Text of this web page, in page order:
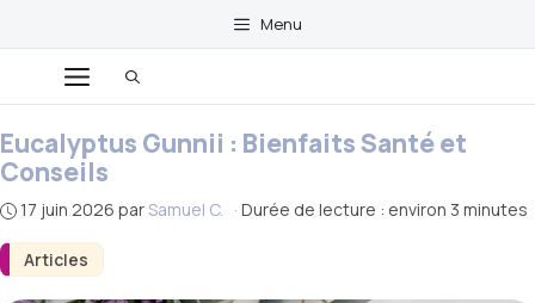
au
contenu
Menu
Menu
Articles
Eucalyptus Gunnii : Bienfaits Santé et
Conseils
17 juin 2026 parSamuel C. · Durée de lecture : environ 3 minutes